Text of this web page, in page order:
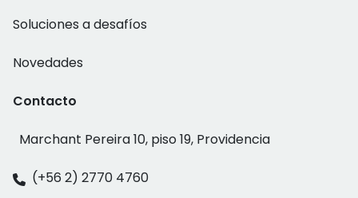
Soluciones a desafíos
Novedades
Contacto
Marchant Pereira 10, piso 19, Providencia
(+56 2) 2770 4760